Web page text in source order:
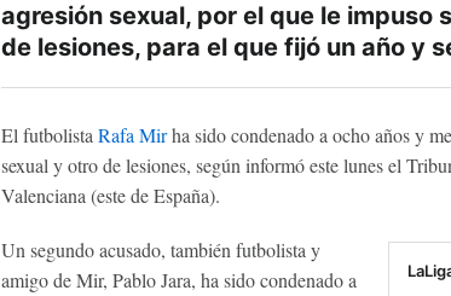
agresión sexual, por el que le impuso
de lesiones, para el que fijó un año y
El futbolista Rafa Mirha sido condenado a ocho años y
sexual y otro de lesiones, según informó este lunes el
Valenciana (este de España).
Un segundo acusado, también futbolista y
amigo de Mir, Pablo Jara, ha sido condenado a